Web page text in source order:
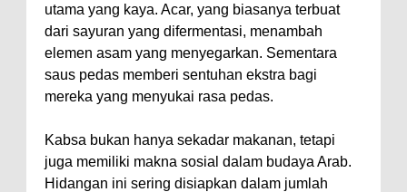
utama yang kaya. Acar, yang biasanya terbuat
dari sayuran yang difermentasi, menambah
elemen asam yang menyegarkan. Sementara
saus pedas memberi sentuhan ekstra bagi
mereka yang menyukai rasa pedas.
Kabsa bukan hanya sekadar makanan, tetapi
juga memiliki makna sosial dalam budaya Arab.
Hidangan ini sering disiapkan dalam jumlah